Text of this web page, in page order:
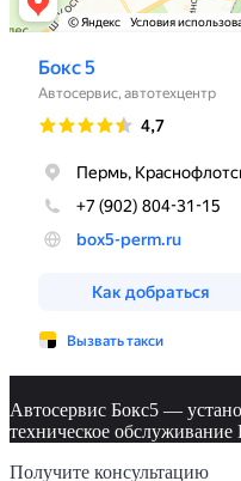
Автосервис Бокс5 —
техническое
Получите консультацию